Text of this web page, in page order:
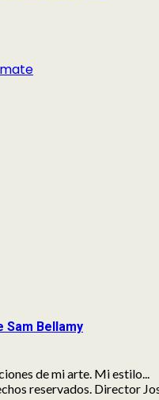
Sam Bellamy
de mi arte. Mi estilo...
reservados. Director